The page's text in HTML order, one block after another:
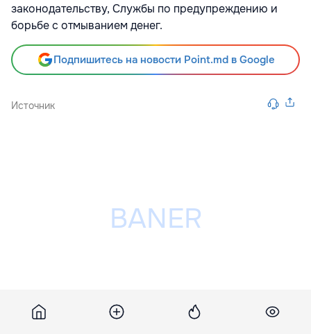
законодательству, Службы по предупреждению и
борьбе с отмыванием денег.
Подпишитесь на новости Point.md в Google
Источник
Разместить рекламу на сайте